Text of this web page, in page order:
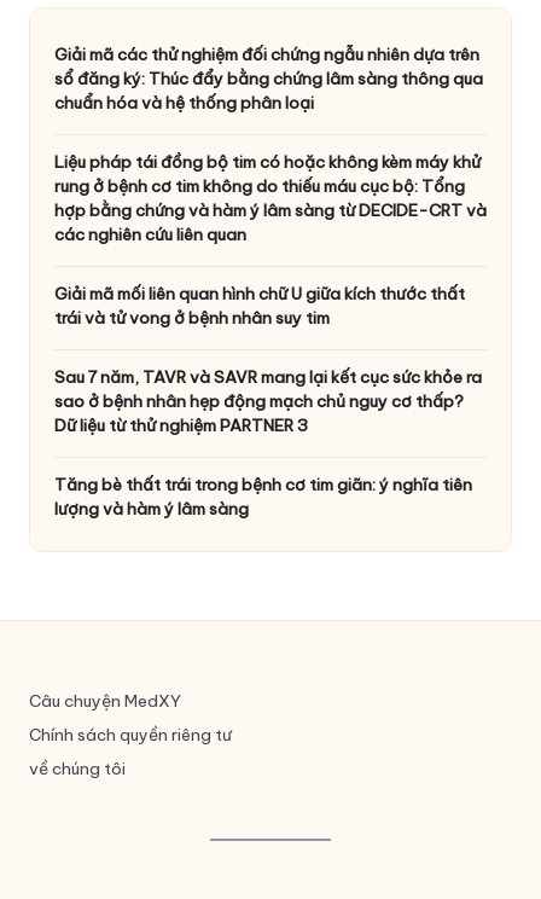
Giải mã các thử nghiệm đối chứng ngẫu nhiên dựa trên
sổ đăng ký: Thúc đẩy bằng chứng lâm sàng thông qua
chuẩn hóa và hệ thống phân loại
Liệu pháp tái đồng bộ tim có hoặc không kèm máy khử
rung ở bệnh cơ tim không do thiếu máu cục bộ: Tổng
hợp bằng chứng và hàm ý lâm sàng từ DECIDE-CRT và
các nghiên cứu liên quan
Giải mã mối liên quan hình chữ U giữa kích thước thất
trái và tử vong ở bệnh nhân suy tim
Sau 7 năm, TAVR và SAVR mang lại kết cục sức khỏe ra
sao ở bệnh nhân hẹp động mạch chủ nguy cơ thấp?
Dữ liệu từ thử nghiệm PARTNER 3
Tăng bè thất trái trong bệnh cơ tim giãn: ý nghĩa tiên
lượng và hàm ý lâm sàng
Câu chuyện MedXY
Chính sách quyền riêng tư
về chúng tôi